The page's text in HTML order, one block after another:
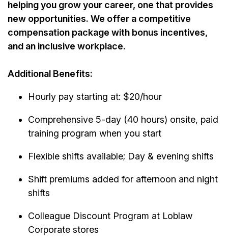
helping you grow your career, one that provides
new opportunities. We offer a competitive
compensation package with bonus incentives,
and an inclusive workplace.
Additional Benefits:
Hourly pay starting at: $20/hour
Comprehensive 5-day (40 hours) onsite, paid
training program when you start
Flexible shifts available; Day & evening shifts
Shift premiums added for afternoon and night
shifts
Colleague Discount Program at Loblaw
Corporate stores